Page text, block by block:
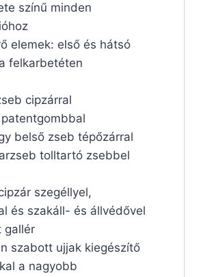
színű minden
elemek: első és hátsó
felkarbetéten
cipzárral
belső zseb tépőzárral
tolltartó zsebbel
szegéllyel,
és szakáll- és állvédővel
gallér
szabott ujjak kiegészítő
a nagyobb